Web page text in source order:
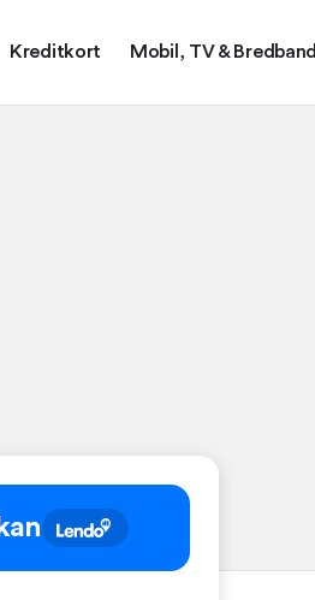
Kreditkort Mobil, TV & Bredband